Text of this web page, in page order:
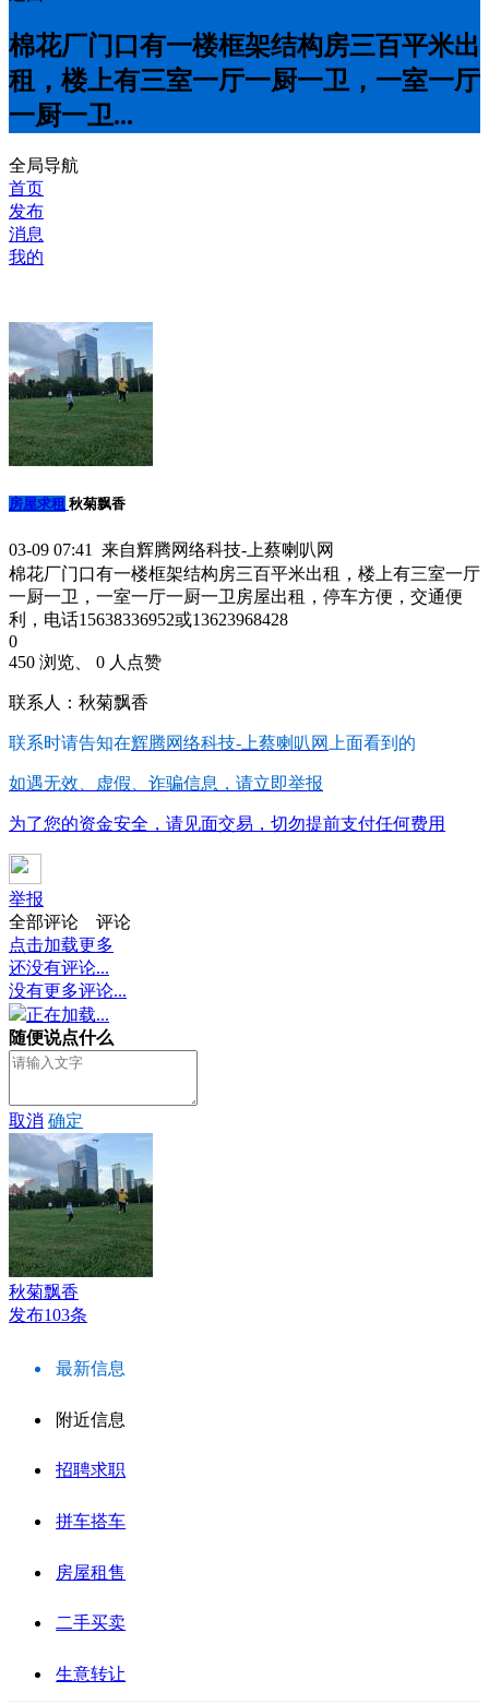
棉花厂门口有一楼框架结构房三百平米出
租，楼上有三室一厅一厨一卫，一室一厅
一厨一卫...
全局导航
首页
发布
消息
我的
房屋求租 秋菊飘香
03-09 07:41 来自辉腾网络科技-上蔡喇叭网
棉花厂门口有一楼框架结构房三百平米出租，楼上有三室一厅
一厨一卫，一室一厅一厨一卫房屋出租，停车方便，交通便
利，电话15638336952或13623968428
0
450 浏览、 0 人点赞
联系人：秋菊飘香
联系时请告知在辉腾网络科技-上蔡喇叭网 上面看到的
如遇无效、虚假、诈骗信息，请立即举报
为了您的资金安全，请见面交易，切勿提前支付任何费用
举报
全部评论
评论
点击加载更多
还没有评论...
没有更多评论...
正在加载...
随便说点什么
取消 确定
秋菊飘香
发布103条
最新信息
附近信息
招聘求职
拼车搭车
房屋租售
二手买卖
生意转让